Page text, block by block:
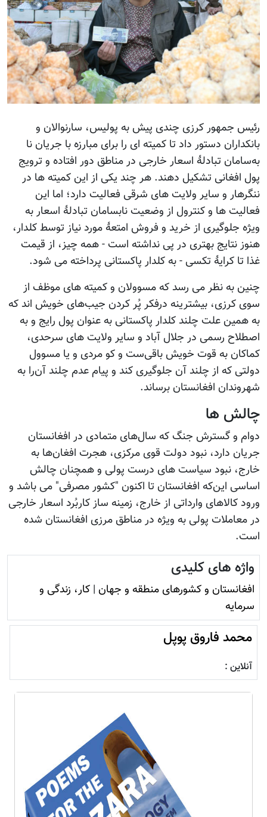
رئیس جمهور کرزی چندی پیش به پولیس، سارنوالان و
بانکداران دستور داد تا کمیته ای را برای مبارزه با جریان نا
به‌سامان تبادلۀ اسعار خارجی در مناطق دور افتاده و ترویج
پول افغانی تشکیل دهند. هر چند یکی از این کمیته ها در
ننگرهار و سایر ولایت های شرقی فعالیت دارد؛ اما این
فعالیت ها و کنترول از وضعیت نابسامان تبادلۀ اسعار به
ویژه جلوگیری از خرید و فروش امتعۀ مورد نیاز توسط کلدار،
هنوز نتایج بهتری در پی نداشته است - همه چیز، از قیمت
غذا تا کرایۀ تکسی - به کلدار پاکستانی پرداخته می شود.
چنین به نظر می رسد که مسوولان و کمیته های موظف از
سوی کرزی، بیشترینه درفکر پُر کردن جیب‌های خویش اند که
به همین علت چلند کلدار پاکستانی به عنوان پول رایج و به
اصطلاح رسمی در جلال آباد و سایر ولایت های سرحدی،
کماکان به قوت خویش باقی‌ست و کو مردی و یا مسوول
دولتی که از چلند آن جلوگیری کند و پیام عدم چلند آن‌را به
شهروندان افغانستان برساند.
چالش ها
دوام و گسترش جنگ که سال‌های متمادی در افغانستان
جریان دارد، نبود دولت قوی مرکزی، هجرت افغان‌ها به
خارج، نبود سیاست های درست پولی و همچنان چالش
اساسی این‌که افغانستان تا اکنون "کشور مصرفی" می باشد و
ورود کالاهای وارداتی از خارج، زمینه ساز کاربُرد اسعار خارجی
در معاملات پولی به ویژه در مناطق مرزی افغانستان شده
است.
واژه های کلیدی
افغانستان و کشورهای منطقه و جهان | کار، زندگی و
سرمایه
محمد فاروق پوپل
آنلاین :